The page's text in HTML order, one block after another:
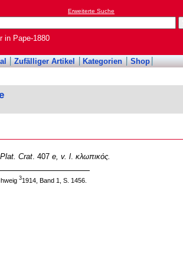
Erweiterte Suche
in Pape-1880
Zufälliger Artikel Kategorien Shop
Plat. Crat. 407 e, v. l. κλωπικός.
31914, Band 1, S. 1456.